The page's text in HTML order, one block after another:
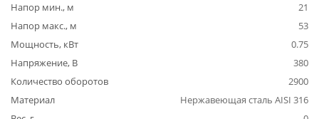
Напор мин., м
21
Напор макс., м
53
Мощность, кВт
0.75
Напряжение, В
380
Количество оборотов
2900
Материал
Нержавеющая сталь AISI 316